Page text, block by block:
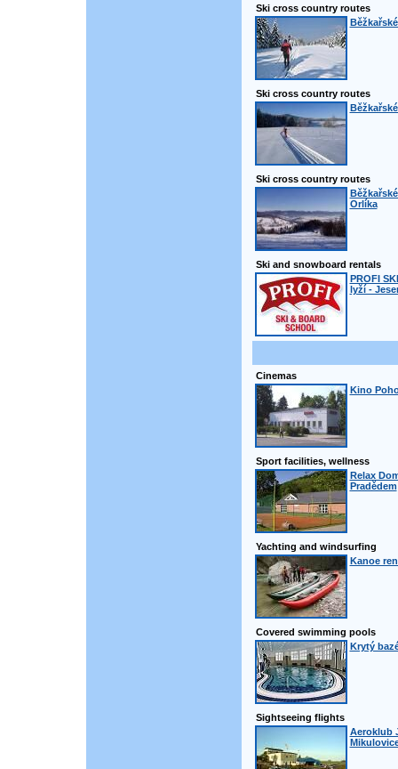
Ski cross country routes
Ski cross country routes
Ski cross country routes
Orlíka
Ski and snowboard rentals
PROFI
lyží -
Cinemas
Kino
Sport facilities, wellness
Relax
Pradědem
Yachting and windsurfing
Kanoe
Covered swimming pools
Krytý
Sightseeing flights
Aeroklub